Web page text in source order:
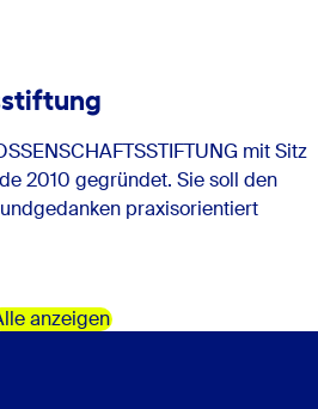
mit Sitz
2010 gegründet. Sie soll den
praxisorientiert
anzeigen